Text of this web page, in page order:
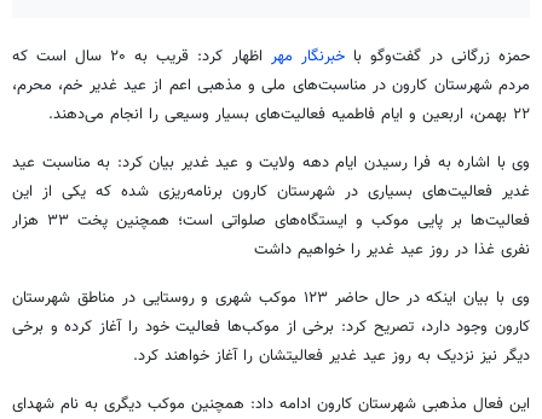
حمزه زرگانی در گفت‌وگو با خبرنگار مهر
اظهار کرد: قریب به ۲۰ سال است که
مردم شهرستان کارون در مناسبت‌های ملی و مذهبی اعم از عید غدیر خم، محرم،
۲۲ بهمن، اربعین و ایام فاطمیه فعالیت‌های بسیار وسیعی را انجام می‌دهند.
وی با اشاره به فرا رسیدن ایام دهه ولایت و عید غدیر بیان کرد: به مناسبت عید
غدیر فعالیت‌های بسیاری در شهرستان کارون برنامه‌ریزی شده که یکی از این
فعالیت‌ها بر پایی موکب و ایستگاه‌های صلواتی است؛ همچنین پخت ۳۳ هزار
نفری غذا در روز عید غدیر را خواهیم داشت‌
وی با بیان اینکه در حال حاضر ۱۲۳ موکب شهری و روستایی در مناطق شهرستان
کارون وجود دارد، تصریح کرد: برخی از موکب‌ها فعالیت خود را آغاز کرده و برخی
دیگر نیز نزدیک به روز عید غدیر فعالیتشان را آغاز خواهند کرد.
این فعال مذهبی شهرستان کارون ادامه داد: همچنین موکب دیگری به نام شهدای